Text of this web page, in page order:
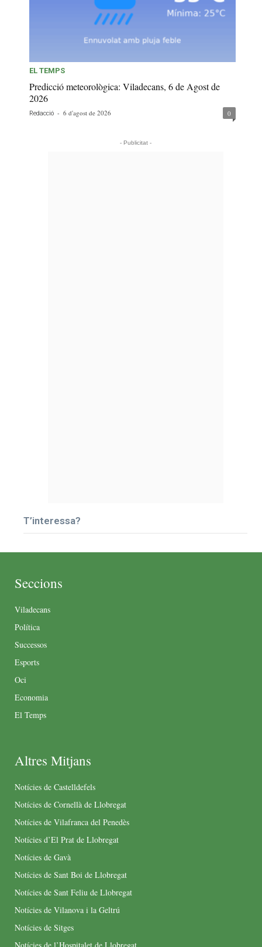
EL TEMPS
Predicció meteorològica: Viladecans, 6 de Agost de
2026
Redacció - 6 d'agost de 2026 0
- Publicitat -
T’interessa?
Seccions
Viladecans
Política
Successos
Esports
Oci
Economia
El Temps
Altres Mitjans
Notícies de Castelldefels
Notícies de Cornellà de Llobregat
Notícies de Vilafranca del Penedès
Notícies d’El Prat de Llobregat
Notícies de Gavà
Notícies de Sant Boi de Llobregat
Notícies de Sant Feliu de Llobregat
Notícies de Vilanova i la Geltrú
Notícies de Sitges